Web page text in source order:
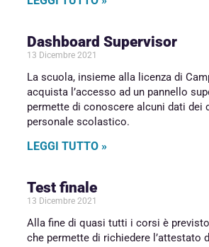
Dashboard Supervisor
13 Dicembre 2021
La scuola, insieme alla licenza di
acquista l’accesso ad un pannello
permette di conoscere alcuni dati dei
personale scolastico.
LEGGI TUTTO »
Test finale
13 Dicembre 2021
Alla fine di quasi tutti i corsi è
che permette di richiedere l’attestato